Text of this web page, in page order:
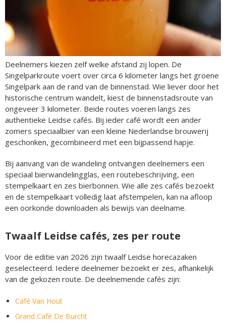
Deelnemers kiezen zelf welke afstand zij lopen. De
Singelparkroute voert over circa 6 kilometer langs het groene
Singelpark aan de rand van de binnenstad. Wie liever door het
historische centrum wandelt, kiest de binnenstadsroute van
ongeveer 3 kilometer. Beide routes voeren langs zes
authentieke Leidse cafés. Bij ieder café wordt een ander
zomers speciaalbier van een kleine Nederlandse brouwerij
geschonken, gecombineerd met een bijpassend hapje.
Bij aanvang van de wandeling ontvangen deelnemers een
speciaal bierwandelingglas, een routebeschrijving, een
stempelkaart en zes bierbonnen. Wie alle zes cafés bezoekt
en de stempelkaart volledig laat afstempelen, kan na afloop
een oorkonde downloaden als bewijs van deelname.
Twaalf Leidse cafés, zes per route
Voor de editie van 2026 zijn twaalf Leidse horecazaken
geselecteerd. Iedere deelnemer bezoekt er zes, afhankelijk
van de gekozen route. De deelnemende cafés zijn:
Café Van Hout
Grand Café De Burcht